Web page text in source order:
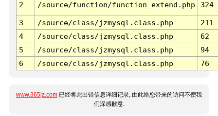
2 /source/function/function_extend.php 324
3 /source/class/jzmysql.class.php
211
4
/source/class/jzmysql.class.php
62
5
/source/class/jzmysql.class.php
94
6
/source/class/jzmysql.class.php 76
www.365jz.com 已经将此出错信息详细记录, 由此给您带来的访问不便我
们深感歉意.